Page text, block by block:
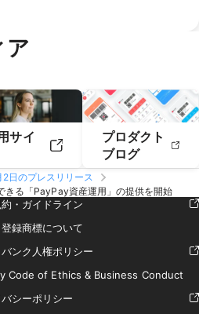
2019年1月
ア
サイ
プロダクト
ブログ
日のプレスリリース
きる「PayPay資産運用」の提供を開始
・ガイドライン
録商標について
バンク人権ポリシー
Code of Ethics & Business Conduct
シーポリシー